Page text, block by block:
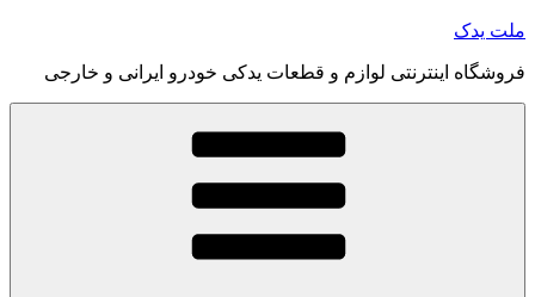
رفتن
محتوا
ملت یدک
فروشگاه اینترنتی لوازم و قطعات یدکی خودرو ایرانی و خارجی